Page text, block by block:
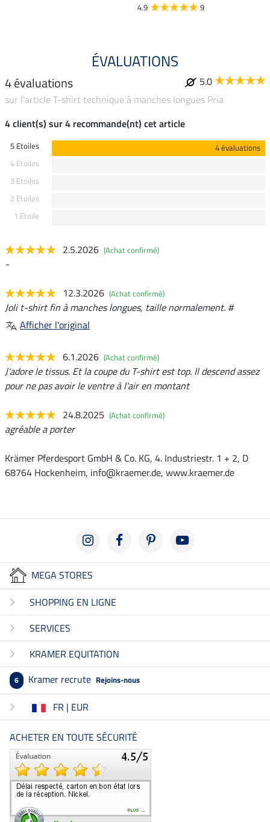
4.9 9
ÉVALUATIONS
4 évaluations
5.0
sur l'article T-shirt technique à manches longues Pria
4 client(s) sur 4 recommande(nt) cet article
5 Etoiles
4 évaluations
4 Etoiles
3 Etoiles
2 Etoiles
1 Etoile
2.5.2026 (Achat confirmé)
-
12.3.2026 (Achat confirmé)
Joli t-shirt fin à manches longues, taille normalement. #
Afficher l'original
6.1.2026 (Achat confirmé)
J'adore le tissus. Et la coupe du T-shirt est top. Il descend assez
pour ne pas avoir le ventre à l'air en montant
24.8.2025 (Achat confirmé)
agréable a porter
Krämer Pferdesport GmbH & Co. KG, 4. Industriestr. 1 + 2, D
68764 Hockenheim, info@kraemer.de, www.kraemer.de
MEGA STORES
SHOPPING EN LIGNE
SERVICES
KRAMER EQUITATION
6 Kramer recrute Rejoins-nous
FR | EUR
ACHETER EN TOUTE SÉCURITÉ